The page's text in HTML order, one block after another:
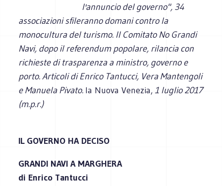
l'annuncio del governo", 34
associazioni sfileranno domani contro la
monocultura del turismo. Il Comitato No Grandi
Navi, dopo il referendum popolare, rilancia con
richieste di trasparenza a ministro, governo e
porto. Articoli di Enrico Tantucci, Vera Mantengoli
e Manuela Pivato. la Nuova Venezia,1 luglio 2017
(m.p.r.)
IL GOVERNO HA DECISO
GRANDI NAVI A MARGHERA
di Enrico Tantucci